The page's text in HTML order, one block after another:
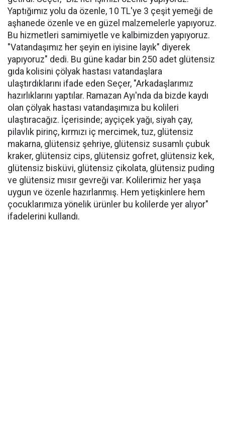
Yaptığımız yolu da özenle, 10 TL'ye 3 çeşit yemeği de
aşhanede özenle ve en güzel malzemelerle yapıyoruz.
Bu hizmetleri samimiyetle ve kalbimizden yapıyoruz.
"Vatandaşımız her şeyin en iyisine layık" diyerek
yapıyoruz" dedi. Bu güne kadar bin 250 adet glütensiz
gıda kolisini çölyak hastası vatandaşlara
ulaştırdıklarını ifade eden Seçer, "Arkadaşlarımız
hazırlıklarını yaptılar. Ramazan Ayı'nda da bizde kaydı
olan çölyak hastası vatandaşımıza bu kolileri
ulaştıracağız. İçerisinde; ayçiçek yağı, siyah çay,
pilavlık pirinç, kırmızı iç mercimek, tuz, glütensiz
makarna, glütensiz şehriye, glütensiz susamlı çubuk
kraker, glütensiz cips, glütensiz gofret, glütensiz kek,
glütensiz bisküvi, glütensiz çikolata, glütensiz puding
ve glütensiz mısır gevreği var. Kolilerimiz her yaşa
uygun ve özenle hazırlanmış. Hem yetişkinlere hem
çocuklarımıza yönelik ürünler bu kolilerde yer alıyor"
ifadelerini kullandı.